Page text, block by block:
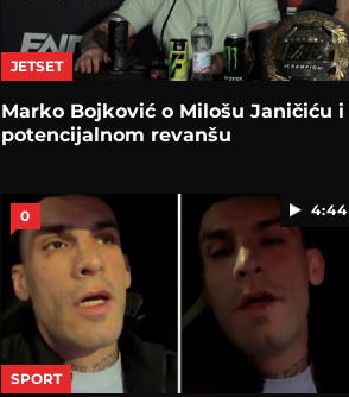
JETSET
Marko Bojković o Milošu Janičiću i
potencijalnom revanšu
4:44
0
SPORT